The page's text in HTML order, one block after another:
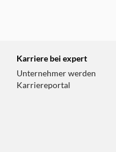
Karriere bei expert
Unternehmer werden
Karriereportal